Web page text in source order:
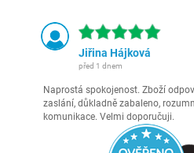
Jiřina Hájková
před 1 dnem
Naprostá spokojenost. Zboží
zaslání, důkladně zabaleno,
komunikace. Velmi doporučuji.